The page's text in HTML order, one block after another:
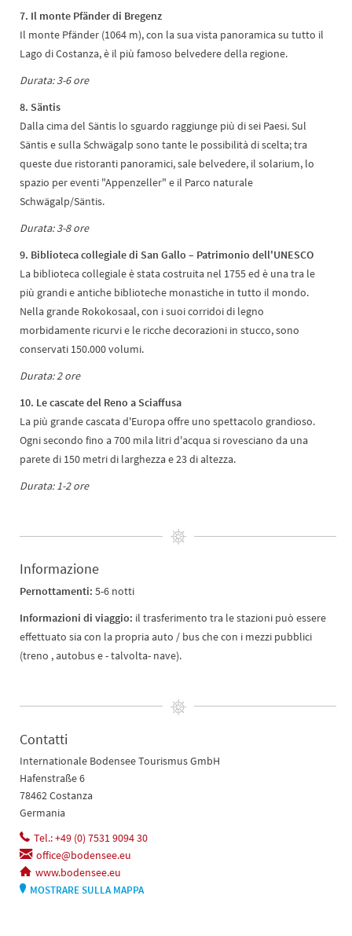
7. Il monte Pfänder di Bregenz
Il monte Pfänder (1064 m), con la sua vista panoramica su tutto il
Lago di Costanza, è il più famoso belvedere della regione.
Durata: 3-6 ore
8. Säntis
Dalla cima del Säntis lo sguardo raggiunge più di sei Paesi. Sul
Säntis e sulla Schwägalp sono tante le possibilità di scelta; tra
queste due ristoranti panoramici, sale belvedere, il solarium, lo
spazio per eventi "Appenzeller" e il Parco naturale
Schwägalp/Säntis.
Durata: 3-8 ore
9. Biblioteca collegiale di San Gallo – Patrimonio dell'UNESCO
La biblioteca collegiale è stata costruita nel 1755 ed è una tra le
più grandi e antiche biblioteche monastiche in tutto il mondo.
Nella grande Rokokosaal, con i suoi corridoi di legno
morbidamente ricurvi e le ricche decorazioni in stucco, sono
conservati 150.000 volumi.
Durata: 2 ore
10. Le cascate del Reno a Sciaffusa
La più grande cascata d'Europa offre uno spettacolo grandioso.
Ogni secondo fino a 700 mila litri d'acqua si rovesciano da una
parete di 150 metri di larghezza e 23 di altezza.
Durata: 1-2 ore
Informazione
Pernottamenti: 5-6 notti
Informazioni di viaggio: il trasferimento tra le stazioni può essere
effettuato sia con la propria auto / bus che con i mezzi pubblici
(treno , autobus e - talvolta- nave).
Contatti
Internationale Bodensee Tourismus GmbH
Hafenstraße 6
78462 Costanza
Germania
Tel.: +49 (0) 7531 9094 30
office@bodensee.eu
www.bodensee.eu
MOSTRARE SULLA MAPPA